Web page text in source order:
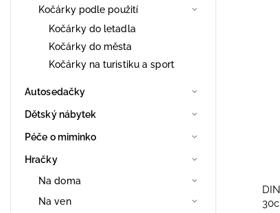
Kočárky podle použití
Kočárky do letadla
Kočárky do města
Kočárky na turistiku a sport
Autosedačky
Dětský nábytek
Péče o miminko
Hračky
Na doma
Na ven